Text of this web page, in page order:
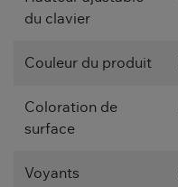
du clavier
Couleur du produit
Coloration de
surface
Voyants